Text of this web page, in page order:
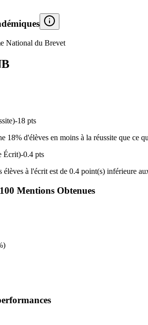
National du Brevet
-18 pts
18% d'élèves en moins à la réussite que ce
Écrit)-0.4 pts
élèves à l'écrit est de 0.4 point(s) inférieure
100 Mentions Obtenues